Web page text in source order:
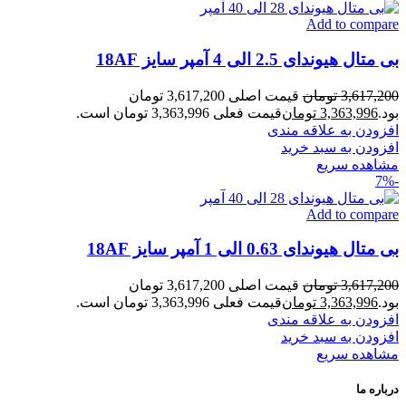
Add to compare
بی متال هیوندای 2.5 الی 4 آمپر سایز 18AF
3,617,200 تومان
قیمت اصلی 3,617,200 تومان
بود.3,363,996 تومانقیمت فعلی 3,363,996 تومان است.
افزودن به علاقه مندی
افزودن به سبد خرید
مشاهده سریع
-7%
Add to compare
بی متال هیوندای 0.63 الی 1 آمپر سایز 18AF
3,617,200 تومان
قیمت اصلی 3,617,200 تومان
بود.3,363,996 تومانقیمت فعلی 3,363,996 تومان است.
افزودن به علاقه مندی
افزودن به سبد خرید
مشاهده سریع
درباره ما